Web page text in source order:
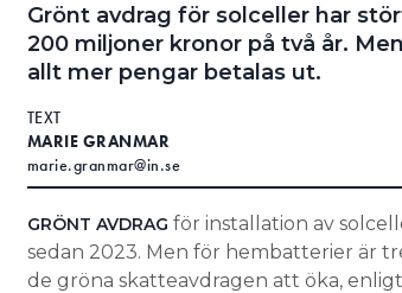
Grönt avdrag för solceller har
200 miljoner kronor på två år.
allt mer pengar betalas ut.
TEXT
MARIE GRANMAR
marie.granmar@in.se
GRÖNT AVDRAG för installation av
sedan 2023. Men för hembatterier är
de gröna skatteavdragen att öka,